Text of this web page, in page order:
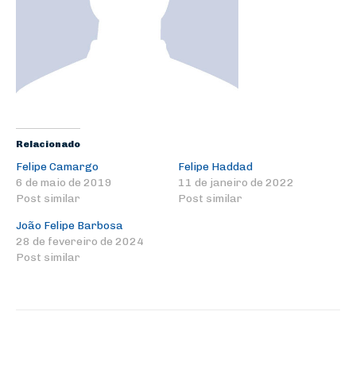
Relacionado
Felipe Camargo
6 de maio de 2019
Post similar
Felipe Haddad
11 de janeiro de 2022
Post similar
João Felipe Barbosa
28 de fevereiro de 2024
Post similar